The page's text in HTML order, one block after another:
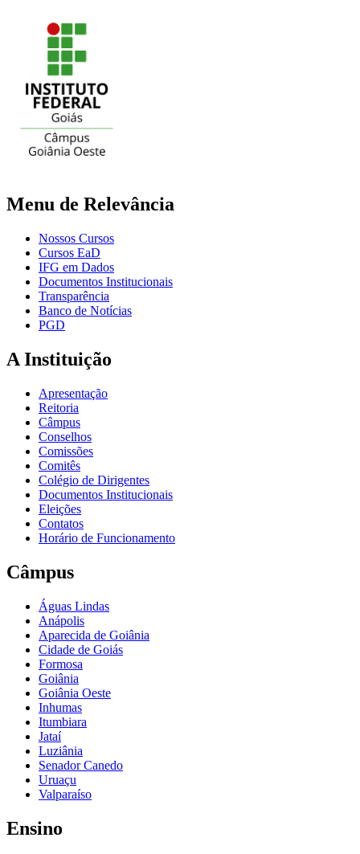
Menu de Relevância
Nossos Cursos
Cursos EaD
IFG em Dados
Documentos Institucionais
Transparência
Banco de Notícias
PGD
A Instituição
Apresentação
Reitoria
Câmpus
Conselhos
Comissões
Comitês
Colégio de Dirigentes
Documentos Institucionais
Eleições
Contatos
Horário de Funcionamento
Câmpus
Águas Lindas
Anápolis
Aparecida de Goiânia
Cidade de Goiás
Formosa
Goiânia
Goiânia Oeste
Inhumas
Itumbiara
Jataí
Luziânia
Senador Canedo
Uruaçu
Valparaíso
Ensino